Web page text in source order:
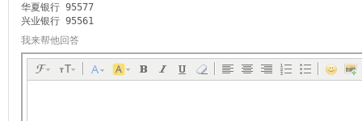
华夏银行 95577
兴业银行 95561
我来帮他回答